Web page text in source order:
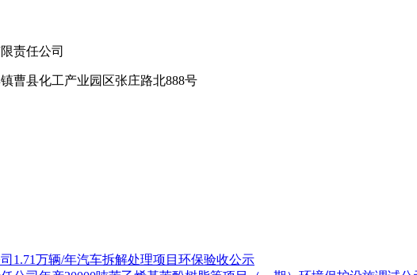
责任公司
曹县化工产业园区张庄路北888号
1.71万辆/年汽车拆解处理项目环保验收公示